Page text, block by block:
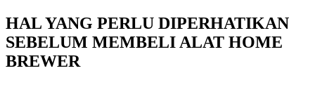
HAL YANG PERLU DIPERHATIKAN
SEBELUM MEMBELI ALAT HOME
BREWER